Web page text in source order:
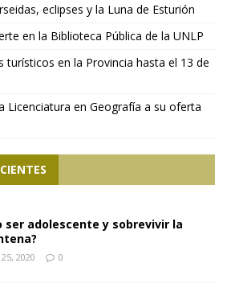
eclipses y la Luna de Esturión
en la Biblioteca Pública de la UNLP
turísticos en la Provincia hasta el 13 de
Licenciatura en Geografía a su oferta
ser adolescente y sobrevivir la
2020 0